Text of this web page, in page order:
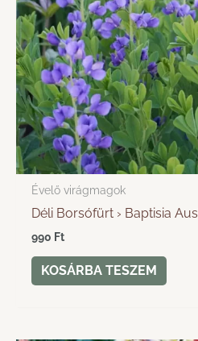
Évelő virágmagok
Déli Borsófürt › Baptisia
990 Ft
KOSÁRBA TESZEM